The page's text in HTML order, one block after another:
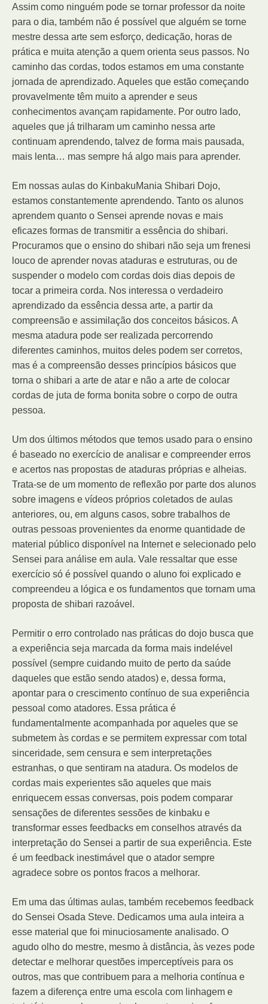
Assim como ninguém pode se tornar professor da noite
para o dia, também não é possível que alguém se torne
mestre dessa arte sem esforço, dedicação, horas de
prática e muita atenção a quem orienta seus passos. No
caminho das cordas, todos estamos em uma constante
jornada de aprendizado. Aqueles que estão começando
provavelmente têm muito a aprender e seus
conhecimentos avançam rapidamente. Por outro lado,
aqueles que já trilharam um caminho nessa arte
continuam aprendendo, talvez de forma mais pausada,
mais lenta… mas sempre há algo mais para aprender.
Em nossas aulas do KinbakuMania Shibari Dojo,
estamos constantemente aprendendo. Tanto os alunos
aprendem quanto o Sensei aprende novas e mais
eficazes formas de transmitir a essência do shibari.
Procuramos que o ensino do shibari não seja um frenesi
louco de aprender novas ataduras e estruturas, ou de
suspender o modelo com cordas dois dias depois de
tocar a primeira corda. Nos interessa o verdadeiro
aprendizado da essência dessa arte, a partir da
compreensão e assimilação dos conceitos básicos. A
mesma atadura pode ser realizada percorrendo
diferentes caminhos, muitos deles podem ser corretos,
mas é a compreensão desses princípios básicos que
torna o shibari a arte de atar e não a arte de colocar
cordas de juta de forma bonita sobre o corpo de outra
pessoa.
Um dos últimos métodos que temos usado para o ensino
é baseado no exercício de analisar e compreender erros
e acertos nas propostas de ataduras próprias e alheias.
Trata-se de um momento de reflexão por parte dos alunos
sobre imagens e vídeos próprios coletados de aulas
anteriores, ou, em alguns casos, sobre trabalhos de
outras pessoas provenientes da enorme quantidade de
material público disponível na Internet e selecionado pelo
Sensei para análise em aula. Vale ressaltar que esse
exercício só é possível quando o aluno foi explicado e
compreendeu a lógica e os fundamentos que tornam uma
proposta de shibari razoável.
Permitir o erro controlado nas práticas do dojo busca que
a experiência seja marcada da forma mais indelével
possível (sempre cuidando muito de perto da saúde
daqueles que estão sendo atados) e, dessa forma,
apontar para o crescimento contínuo de sua experiência
pessoal como atadores. Essa prática é
fundamentalmente acompanhada por aqueles que se
submetem às cordas e se permitem expressar com total
sinceridade, sem censura e sem interpretações
estranhas, o que sentiram na atadura. Os modelos de
cordas mais experientes são aqueles que mais
enriquecem essas conversas, pois podem comparar
sensações de diferentes sessões de kinbaku e
transformar esses feedbacks em conselhos através da
interpretação do Sensei a partir de sua experiência. Este
é um feedback inestimável que o atador sempre
agradece sobre os pontos fracos a melhorar.
Em uma das últimas aulas, também recebemos feedback
do Sensei Osada Steve. Dedicamos uma aula inteira a
esse material que foi minuciosamente analisado. O
agudo olho do mestre, mesmo à distância, às vezes pode
detectar e melhorar questões imperceptíveis para os
outros, mas que contribuem para a melhoria contínua e
fazem a diferença entre uma escola com linhagem e